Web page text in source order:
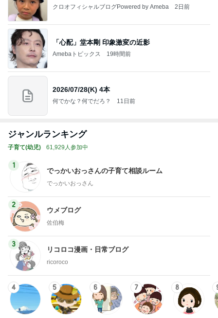
クロオフィシャルブログPowered by Ameba 2日前
「心配」堂本剛 印象激変の近影
Amebaトピックス 19時間前
2026/07/28(K) 4本
何でかな？何でだろ？ 11日前
ジャンルランキング
子育て(幼児) 61,929人参加中
1
でっかいおっさんの子育て相談ルーム
でっかいおっさん
2
ウメブログ
佐伯梅
3
リコロコ漫画・日常ブログ
ricoroco
4 5 6 7 8